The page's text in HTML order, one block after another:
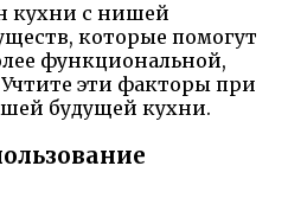
кухни с нишей
которые помогут
функциональной,
эти факторы при
будущей кухни.